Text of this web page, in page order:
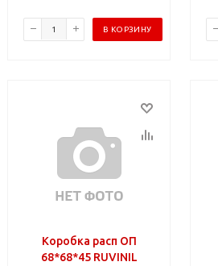
В КОРЗИНУ
Коробка расп ОП
68*68*45 RUVINIL